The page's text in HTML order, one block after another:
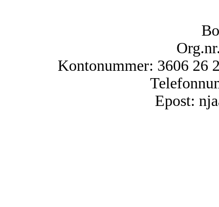
Kontonummer: 3606 26
Epost: